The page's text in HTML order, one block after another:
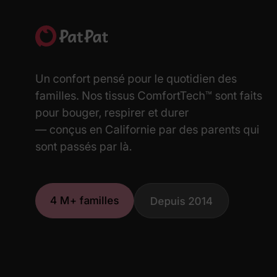
Un confort pensé pour le quotidien des
familles. Nos tissus ComfortTech™ sont faits
pour bouger, respirer et durer
— conçus en Californie par des parents qui
sont passés par là.
4 M+ familles Depuis 2014